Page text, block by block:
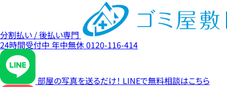
分割払い / 後払い専門
24時間受付中 年中無休0120-116-414
部屋の写真を送るだけ！ LINEで無料相談はこちら